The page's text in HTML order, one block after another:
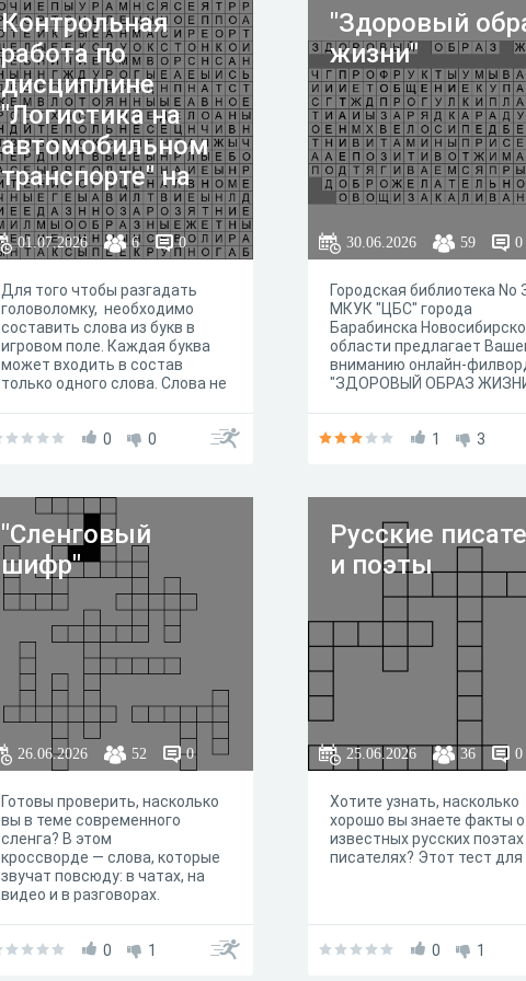
Контрольная
работа по
дисциплине
"Логистика на
автомобильном
транспорте" на
тему "Виды
грузов"
01.07.2026 6 0
Для того чтобы разгадать
головоломку, необходимо
составить слова из букв в
игровом поле. Каждая буква
может входить в состав
только одного слова. Слова не
составляются путём
вертикальных линий, часто
ломаных.
0 0
"Здоровый
жизни"
30.06.2026 59 0
Городская библиотека No
МКУК "ЦБС" города
Барабинска
области предлагает
вниманию онлайн-
"ЗДОРОВЫЙ ОБРАЗ
1 3
"Сленговый
шифр"
26.06.2026 52 0
Готовы проверить, насколько
вы в теме современного
сленга? В этом
кроссворде — слова, которые
звучат повсюду: в чатах, на
видео и в разговорах.
0 1
Русские
и поэты
25.06.2026 36 0
Хотите узнать, насколько
хорошо вы знаете факты о
известных русских поэтах
писателях? Этот тест для
0 1